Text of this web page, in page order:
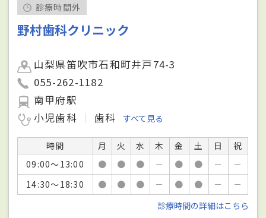
診療時間外
野村歯科クリニック
山梨県笛吹市石和町井戸74-3
055-262-1182
南甲府駅
小児歯科
歯科 すべて見る
時間 月 火 水 木 金 土 日
祝
09:00～13:00
● ● ● － ● ● －
－
14:30～18:30
● ● ● － ● ● －
－
診療時間の詳細はこちら